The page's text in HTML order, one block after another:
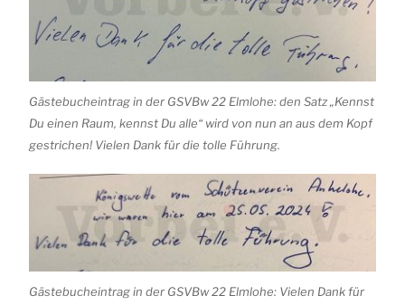
Gästebucheintrag in der GSVBw 22 Elmlohe: den Satz „Kennst
Du einen Raum, kennst Du alle“ wird von nun an aus dem Kopf
gestrichen! Vielen Dank für die tolle Führung.
Gästebucheintrag in der GSVBw 22 Elmlohe: Vielen Dank für